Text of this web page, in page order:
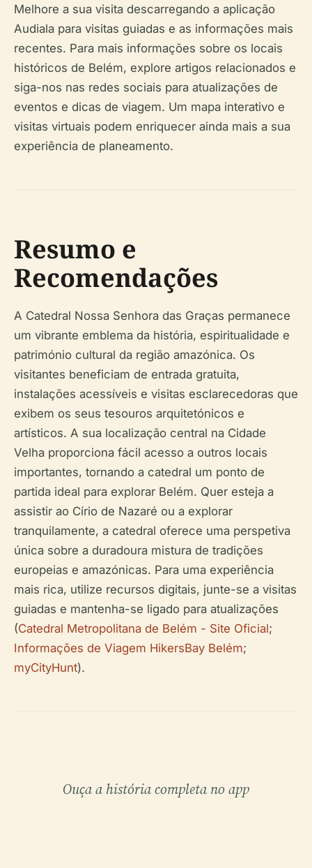
Melhore a sua visita descarregando a aplicação
Audiala para visitas guiadas e as informações mais
recentes. Para mais informações sobre os locais
históricos de Belém, explore artigos relacionados e
siga-nos nas redes sociais para atualizações de
eventos e dicas de viagem. Um mapa interativo e
visitas virtuais podem enriquecer ainda mais a sua
experiência de planeamento.
Resumo e
Recomendações
A Catedral Nossa Senhora das Graças permanece
um vibrante emblema da história, espiritualidade e
património cultural da região amazónica. Os
visitantes beneficiam de entrada gratuita,
instalações acessíveis e visitas esclarecedoras que
exibem os seus tesouros arquitetónicos e
artísticos. A sua localização central na Cidade
Velha proporciona fácil acesso a outros locais
importantes, tornando a catedral um ponto de
partida ideal para explorar Belém. Quer esteja a
assistir ao Círio de Nazaré ou a explorar
tranquilamente, a catedral oferece uma perspetiva
única sobre a duradoura mistura de tradições
europeias e amazónicas. Para uma experiência
mais rica, utilize recursos digitais, junte-se a visitas
guiadas e mantenha-se ligado para atualizações
(Catedral Metropolitana de Belém - Site Oficial;
Informações de Viagem HikersBay Belém;
myCityHunt).
Ouça a história completa no app